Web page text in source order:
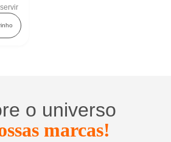
o universo
marcas!